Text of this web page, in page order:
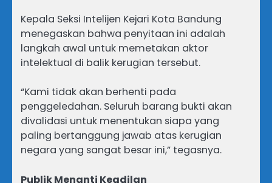
Kepala Seksi Intelijen Kejari Kota Bandung
menegaskan bahwa penyitaan ini adalah
langkah awal untuk memetakan aktor
intelektual di balik kerugian tersebut.
“Kami tidak akan berhenti pada
penggeledahan. Seluruh barang bukti akan
divalidasi untuk menentukan siapa yang
paling bertanggung jawab atas kerugian
negara yang sangat besar ini,” tegasnya.
Publik Menanti Keadilan